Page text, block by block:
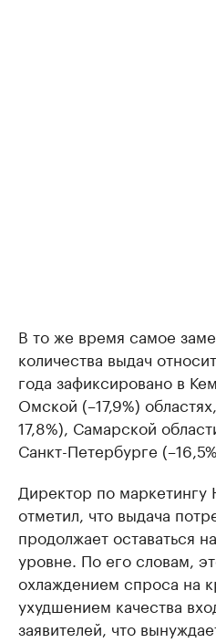
В то же время самое
количества выдач
года зафиксировано в
Омской (–17,9%)
17,8%), Самарской
Санкт-Петербурге
Директор по
отметил, что выдача
продолжает оставаться
уровне. По его словам,
охлаждением спроса на
ухудшением качества
заявителей, что